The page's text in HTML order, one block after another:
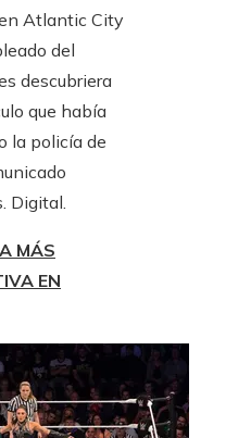
Atlantic City
del
descubriera
que había
la policía de
Digital.
MÁS
EN